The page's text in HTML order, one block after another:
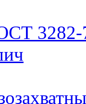
3282-